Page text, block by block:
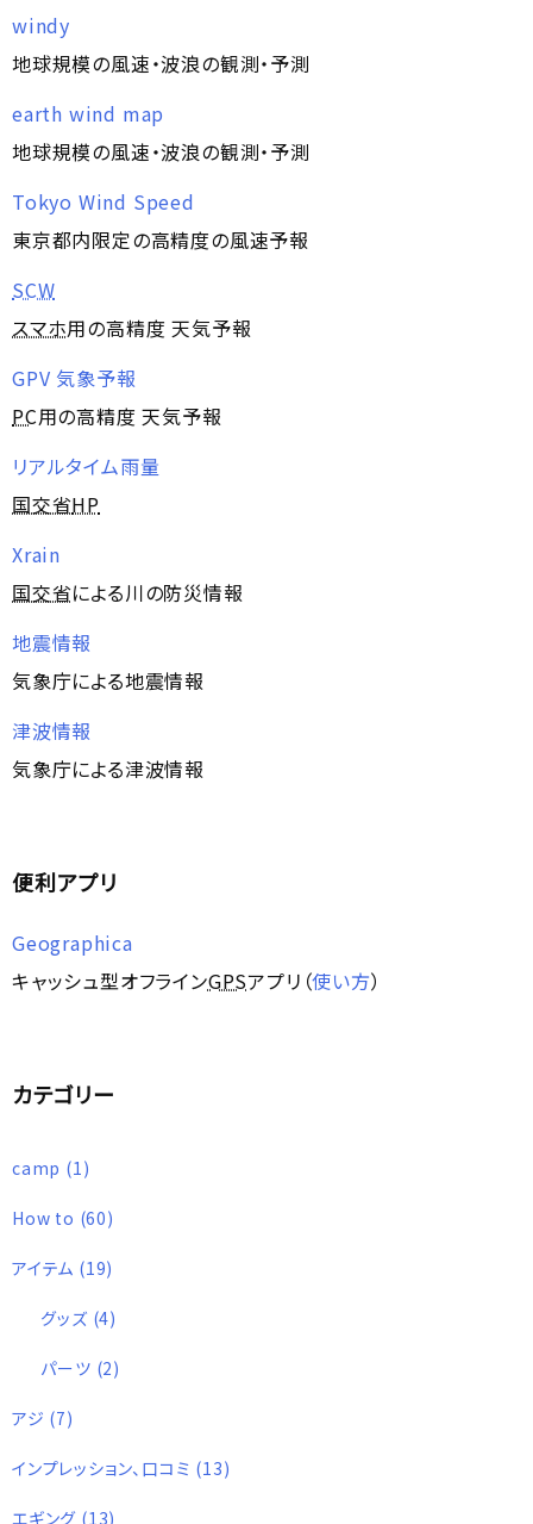
windy
地球規模の風速・波浪の観測・予測
earth wind map
地球規模の風速・波浪の観測・予測
Tokyo Wind Speed
東京都内限定の高精度の風速予報
SCW
スマホ用の高精度 天気予報
GPV 気象予報
PC用の高精度 天気予報
リアルタイム雨量
国交省HP
Xrain
国交省による川の防災情報
地震情報
気象庁による地震情報
津波情報
気象庁による津波情報
便利アプリ
Geographica
キャッシュ型オフラインGPSアプリ（使い方）
カテゴリー
camp (1)
How to (60)
アイテム (19)
グッズ (4)
パーツ (2)
アジ (7)
インプレッション、口コミ (13)
エギング (13)